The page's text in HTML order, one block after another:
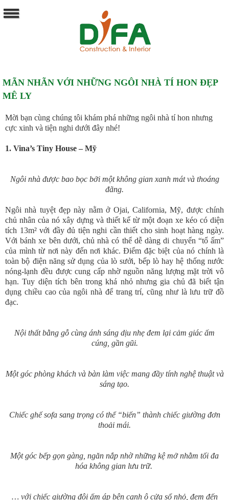
MÃN NHÃN VỚI NHỮNG NGÔI NHÀ TÍ HON ĐẸP
MÊ LY
Mời bạn cùng chúng tôi khám phá những ngôi nhà tí hon nhưng
cực xinh và tiện nghi dưới đây nhé!
1. Vina’s Tiny House – Mỹ
Ngôi nhà được bao bọc bởi một không gian xanh mát và thoáng
đãng.
Ngôi nhà tuyệt đẹp này nằm ở Ojai, California, Mỹ, được chính
chủ nhân của nó xây dựng và thiết kế từ một đoạn xe kéo có diện
tích 13m² với đầy đủ tiện nghi cần thiết cho sinh hoạt hàng ngày.
Với bánh xe bên dưới, chủ nhà có thể dễ dàng di chuyển “tổ ấm”
của mình từ nơi này đến nơi khác. Điểm đặc biệt của nó chính là
toàn bộ điện năng sử dụng của lò sưởi, bếp lò hay hệ thống nước
nóng-lạnh đều được cung cấp nhờ nguồn năng lượng mặt trời vô
hạn. Tuy diện tích bên trong khá nhỏ nhưng gia chủ đã biết tận
dụng chiều cao của ngôi nhà để trang trí, cũng như là lưu trữ đồ
đạc.
Nội thất bằng gỗ cùng ánh sáng dịu nhẹ đem lại cảm giác ấm
cúng, gần gũi.
Một góc phòng khách và bàn làm việc mang đầy tính nghệ thuật và
sáng tạo.
Chiếc ghế sofa sang trọng có thể “biến” thành chiếc giường đơn
thoải mái.
Một góc bếp gọn gàng, ngăn nắp nhờ những kệ mở nhằm tối đa
hóa không gian lưu trữ.
… với chiếc giường đôi ấm áp bên cạnh ô cửa sổ nhỏ, đem đến